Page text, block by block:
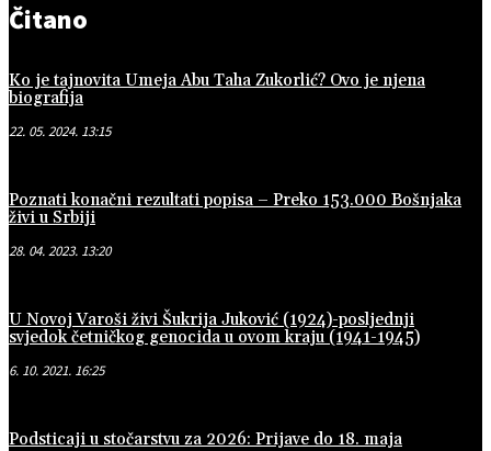
Čitano
Ko je tajnovita Umeja Abu Taha Zukorlić? Ovo je njena
biografija
22. 05. 2024. 13:15
Poznati konačni rezultati popisa – Preko 153.000 Bošnjaka
živi u Srbiji
28. 04. 2023. 13:20
U Novoj Varoši živi Šukrija Juković (1924)-posljednji
svjedok četničkog genocida u ovom kraju (1941-1945)
6. 10. 2021. 16:25
Podsticaji u stočarstvu za 2026: Prijave do 18. maja